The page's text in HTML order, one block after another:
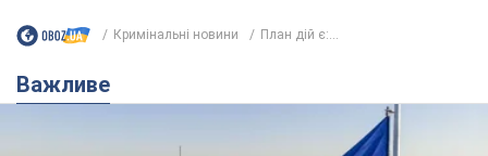
Кримінальні новини План дій є:...
Важливе